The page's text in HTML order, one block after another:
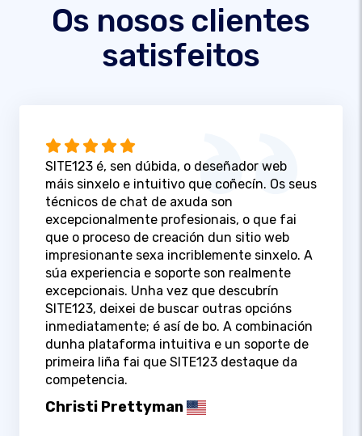
Os nosos clientes
satisfeitos
SITE123 é, sen dúbida, o deseñador web
máis sinxelo e intuitivo que coñecín. Os seus
técnicos de chat de axuda son
excepcionalmente profesionais, o que fai
que o proceso de creación dun sitio web
impresionante sexa incriblemente sinxelo. A
súa experiencia e soporte son realmente
excepcionais. Unha vez que descubrín
SITE123, deixei de buscar outras opcións
inmediatamente; é así de bo. A combinación
dunha plataforma intuitiva e un soporte de
primeira liña fai que SITE123 destaque da
competencia.
Christi Prettyman